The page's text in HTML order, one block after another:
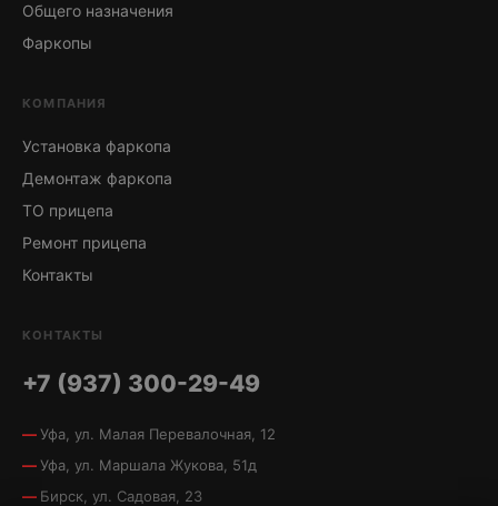
Общего назначения
Фаркопы
КОМПАНИЯ
Установка фаркопа
Демонтаж фаркопа
ТО прицепа
Ремонт прицепа
Контакты
КОНТАКТЫ
+7 (937) 300-29-49
Уфа, ул. Малая Перевалочная, 12
Уфа, ул. Маршала Жукова, 51д
Бирск, ул. Садовая, 23